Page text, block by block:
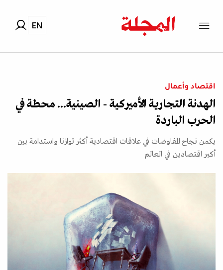
EN
اقتصاد وأعمال
الهدنة التجارية الأميركية - الصينية... محطة في
الحرب الباردة
يكمن نجاح المفاوضات في علاقات اقتصادية أكثر توازنا واستدامة بين
أكبر اقتصادين في العالم